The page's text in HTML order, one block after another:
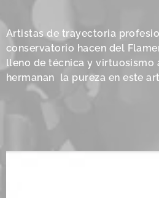
Artistas de trayectoria
conservatorio hacen del
lleno de técnica y virtuosismo
hermanan la pureza en este